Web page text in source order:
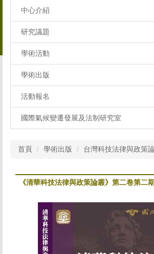
中心介紹
研究議題
學術活動
學術出版
活動報名
國際氣候變遷發展及法制研究室
首頁 學術出版 台灣科技法律與政策
《清華科技法律與政策論叢》第二卷第二期